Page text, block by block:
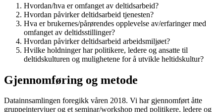
Hvordan/hva er omfanget av deltidsarbeid?
Hvordan påvirker deltidsarbeid tjenesten?
Hva er brukernes/pårørendes opplevelse av/erfaringer med
omfanget av deltidsstillinger?
Hvordan påvirker deltidsarbeid arbeidsmiljøet?
Hvilke holdninger har politikere, ledere og ansatte til
deltidskulturen og mulighetene for å utvikle heltidskultur?
Gjennomføring og metode
Datainnsamlingen foregikk våren 2018. Vi har gjennomført åtte
gruppeintervjuer og et seminar/workshop med politikere, ledere og